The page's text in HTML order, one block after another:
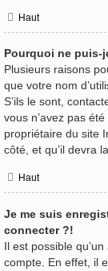
Haut
Pourquoi ne puis-
Plusieurs raisons
que votre nom
S’ils le sont,
vous n’avez pas
propriétaire du site
côté, et qu’il devra
Haut
Je me suis
connecter ?!
Il est possible
compte. En effet, il